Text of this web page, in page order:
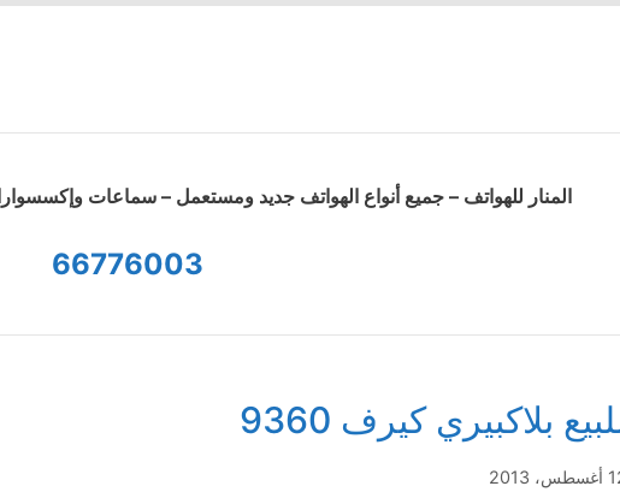
المنار للهواتف – جميع أنواع الهواتف جديد ومستعمل – سماعات
66776003
بلاكبيري كيرف 9360
2013